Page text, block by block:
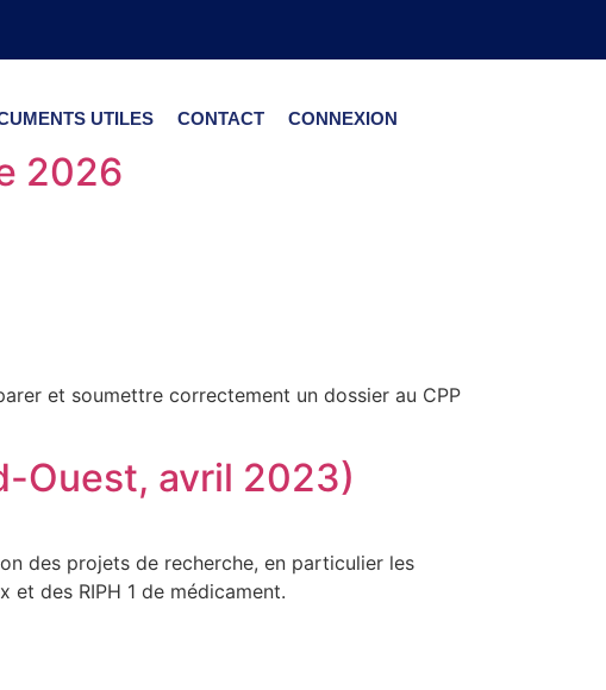
UTILES CONTACT CONNEXION
2026
et soumettre correctement un dossier au CPP
Ouest, avril 2023)
des projets de recherche, en particulier les
des RIPH 1 de médicament.